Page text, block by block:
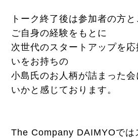
トーク終了後は参加者の方と
ご自身の経験をもとに
次世代のスタートアップを
いをお持ちの
小島氏のお人柄が詰まった
いかと感じております。
The Company DAIMYOでは